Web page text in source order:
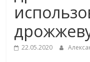
22.05.2020